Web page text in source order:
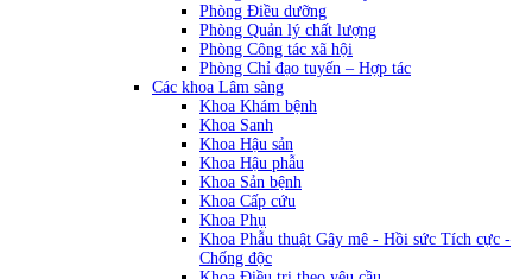
Phòng Điều dưỡng
Phòng Quản lý chất lượng
Phòng Công tác xã hội
Phòng Chỉ đạo tuyến – Hợp tác
Các khoa Lâm sàng
Khoa Khám bệnh
Khoa Sanh
Khoa Hậu sản
Khoa Hậu phẫu
Khoa Sản bệnh
Khoa Cấp cứu
Khoa Phụ
Khoa Phẫu thuật Gây mê - Hồi sức Tích cực -
Chống độc